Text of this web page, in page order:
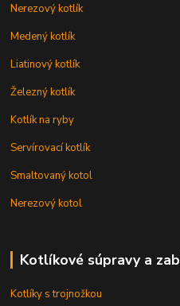
Nerezový kotlík
Medený kotlík
Liatinový kotlík
Železný kotlík
Kotlík na ryby
Servírovací kotlík
Smaltovaný kotol
Nerezový kotol
Kotlíkové súpravy a
Kotlíky s trojnožkou